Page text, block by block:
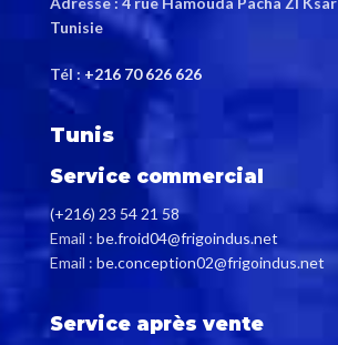
Tunisie
Tél :+216 70 626 626
Tunis
Service commercial
(+216) 23 54 21 58
Email : be.froid04@frigoindus.net
Email : be.conception02@frigoindus.net
Service après vente